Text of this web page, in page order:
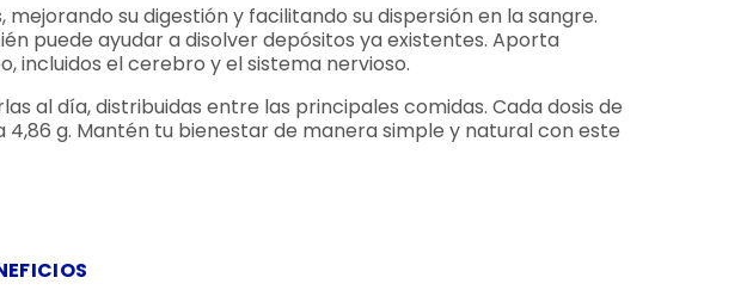
su digestión y facilitando su dispersión en la sangre.
puede ayudar a disolver depósitos ya existentes. Aporta
incluidos el cerebro y el sistema nervioso.
al día, distribuidas entre las principales comidas. Cada dosis de
g. Mantén tu bienestar de manera simple y natural con este